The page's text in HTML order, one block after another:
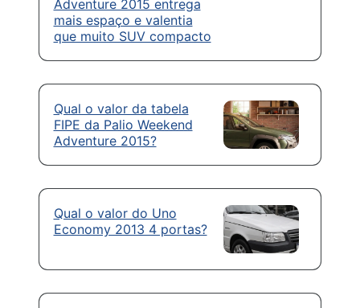
Adventure 2015 entrega
mais espaço e valentia
que muito SUV compacto
Qual o valor da tabela
FIPE da Palio Weekend
Adventure 2015?
Qual o valor do Uno
Economy 2013 4 portas?